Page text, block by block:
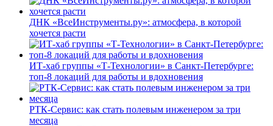
ДНК «ВсеИнструменты.ру»: атмосфера, в которой
хочется расти
ИТ-хаб группы «Т-Технологии» в Санкт-Петербурге:
топ-8 локаций для работы и вдохновения
РТК-Сервис: как стать полевым инженером за три
месяца